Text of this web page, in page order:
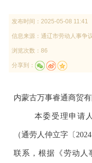
发布时间： 2025-05-08 11:41
信息来源： 通辽市劳动人事争
浏览次数：86
分享到：
内蒙古万事睿通商贸有
本委受理申请人
（通劳人仲立字〔 2024
联系，根据《劳动人